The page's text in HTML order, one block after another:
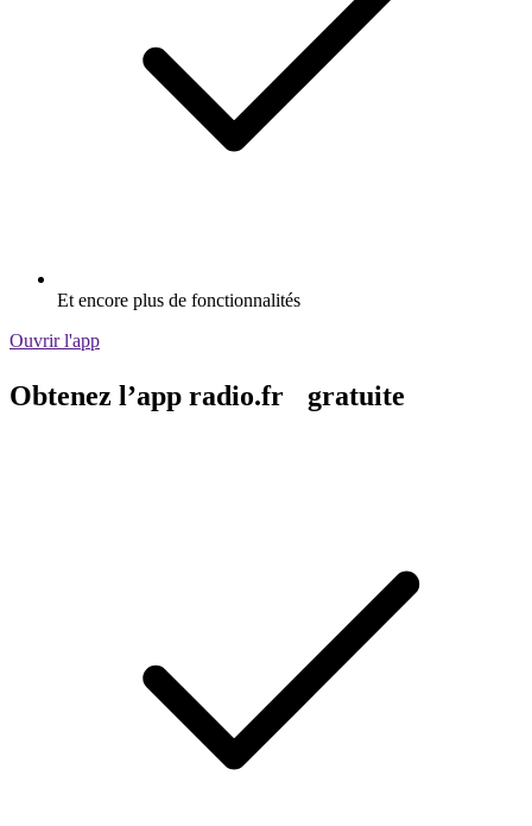
Et encore plus de fonctionnalités
Ouvrir l'app
Obtenez l’app radio.fr gratuite